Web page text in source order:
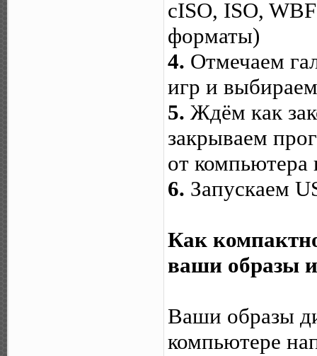
cISO, ISO,
форматы)
4. Отмечаем
игр и
5. Ждём как
закрываем
от
6. Запускаем
Как
ваши образы
Ваши образы
компьютере